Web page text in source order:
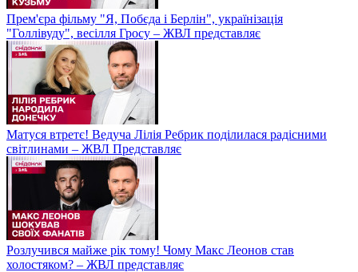
Прем'єра фільму "Я, Побєда і Берлін", українізація
"Голлівуду", весілля Гросу – ЖВЛ представляє
Матуся втретє! Ведуча Лілія Ребрик поділилася радісними
світлинами – ЖВЛ Представляє
Розлучився майже рік тому! Чому Макс Леонов став
холостяком? – ЖВЛ представляє